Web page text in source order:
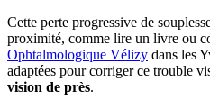
Cette perte progressive de
proximité, comme lire un livre ou
Ophtalmologique Vélizy dans les
adaptées pour corriger ce trouble
vision de près.